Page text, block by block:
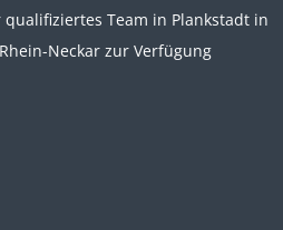
Team in Plankstadt in
Neckar zur Verfügung